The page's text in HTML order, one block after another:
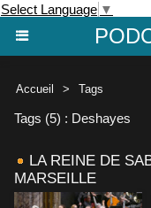
Select Language ▼
Accueil > Tags
Tags (5) : Deshayes
LA REINE DE
MARSEILLE